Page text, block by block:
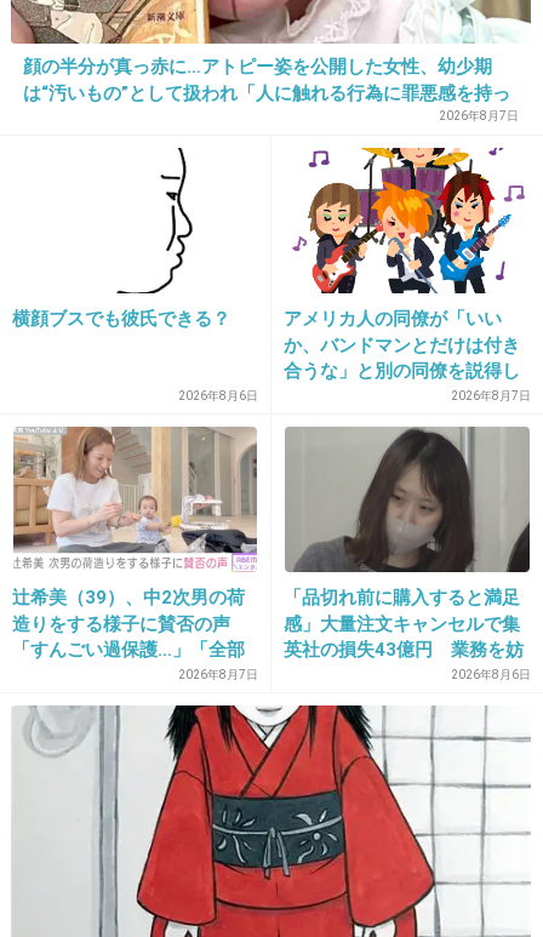
31. 匿名2022/12/07(水) 16:02:55
肉うどん
-3
2022/12/07(水) 16:03:06
かまいたちが優勝した年はどのコンビもよかったなぁ
2022/12/07(水) 16:03:08
敗者復活戦でもいいかな
トムブラウンのネタで安めぐみを作るやつ つい最近ふと
思い出してアーカイブ観たらバカバカしくてむちゃくちゃ
笑った 「米良(めら)〜〜〜〜」ってワードでツッコミ入れ
たの世界を探してもトムブラウンだけだと思う
+3 -0
34. 匿名2022/12/07(水) 16:03:17
+33 -1
顔の半分が真っ赤に…アトピー姿を公開した女性、幼少期
は“汚いもの”として扱われ「人に触れる行為に罪悪感を持っ
2026年8月7日
横顔ブスでも彼氏できる？
2026年8月6日
アメリカ人の同僚が「いい
か、バンドマンとだけは付き
合うな」と別の同僚を説得し
ており、そこにフランス人と
イタリア人も参戦した結果こ
2026年8月7日
辻希美（39）、中2次男の荷
造りをする様子に賛否の声
「すんごい過保護…」「全部
ママが準備してくれるんだ」
2026年8月7日
「品切れ前に購入すると満足
感」大量注文キャンセルで集
英社の損失43億円 業務を妨
害した疑いで32歳女を逮捕
2026年8月6日